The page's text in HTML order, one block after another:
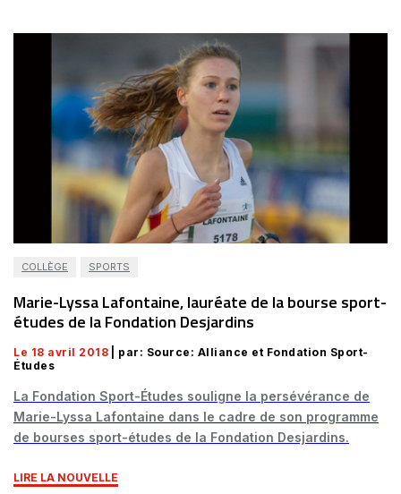
COLLÈGE SPORTS
Marie-Lyssa Lafontaine, lauréate de la bourse sport-
études de la Fondation Desjardins
Le 18 avril 2018
| par: Source: Alliance et Fondation Sport-
Études
La Fondation Sport-Études souligne la persévérance de
Marie-Lyssa Lafontaine dans le cadre de son programme
de bourses sport-études de la Fondation Desjardins.
LIRE LA NOUVELLE